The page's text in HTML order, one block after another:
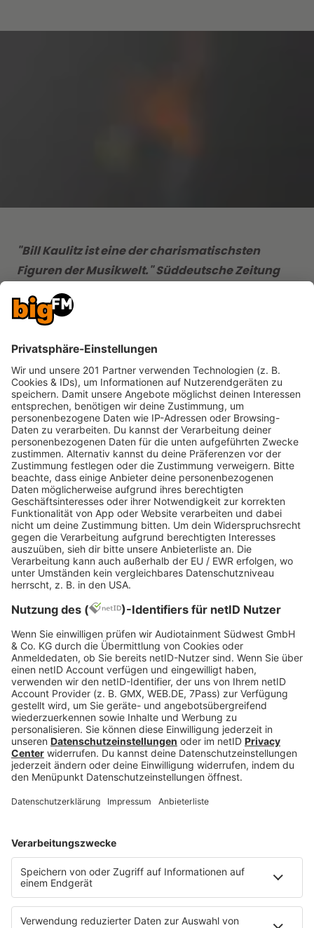
"Bill Kaulitz ist eine der charismatischsten
Figuren der Musikwelt." Süddeutsche Zeitung
"Er wäre heute nicht dort, wo er ist, hätte er nicht
bedingungslos zu sich selbst gestanden." Vice
Bill Kaulitz ließt exklusiv in
Deutschlands biggster
Morningshow
Die Autobiographie aus dem Hause Ullstein Buch
Verlage umfasst 384 Seiten und wird ab dem 1.
Februar erhältlich sein. In Deutschlands biggster
Morninshow wird Bill täglich von Dienstag den 2.
Februar bis Freitag den 5. Februar exklusiv eine
spannende Textpassage aus "Career Suicide"
vorlesen und sich Kristinas und Renés Fragen
stellen. Offen wie ein Buch verrät Bill Deutschlands
biggster Morningshow exklusiv genau das, was alle
Fans brennend interessiert. Schaltet ein!
+++ Bill Kaulitz in Deutschlands
biggster Morningshow // ab
07:07 Uhr +++
Hier geht's zum Webstream